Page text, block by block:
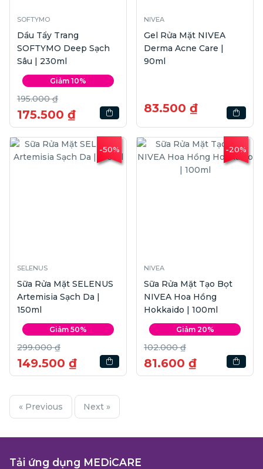
SOFTYMO
Dầu Tẩy Trang
SOFTYMO Deep Sạch
Sâu | 230ml
Giảm 10%
195.000 ₫
175.500 ₫
NIVEA
Gel Rửa Mặt NIVEA
Derma Acne Care |
90ml
83.500 ₫
-50%
SELENUS
Sữa Rửa Mặt SELENUS
Artemisia Sạch Da |
150ml
Giảm 50%
299.000 ₫
149.500 ₫
-20%
NIVEA
Sữa Rửa Mặt Tạo Bọt
NIVEA Hoa Hồng
Hokkaido | 100ml
Giảm 20%
102.000 ₫
81.600 ₫
« Previous Next »
Tải ứng dụng MEDiCARE